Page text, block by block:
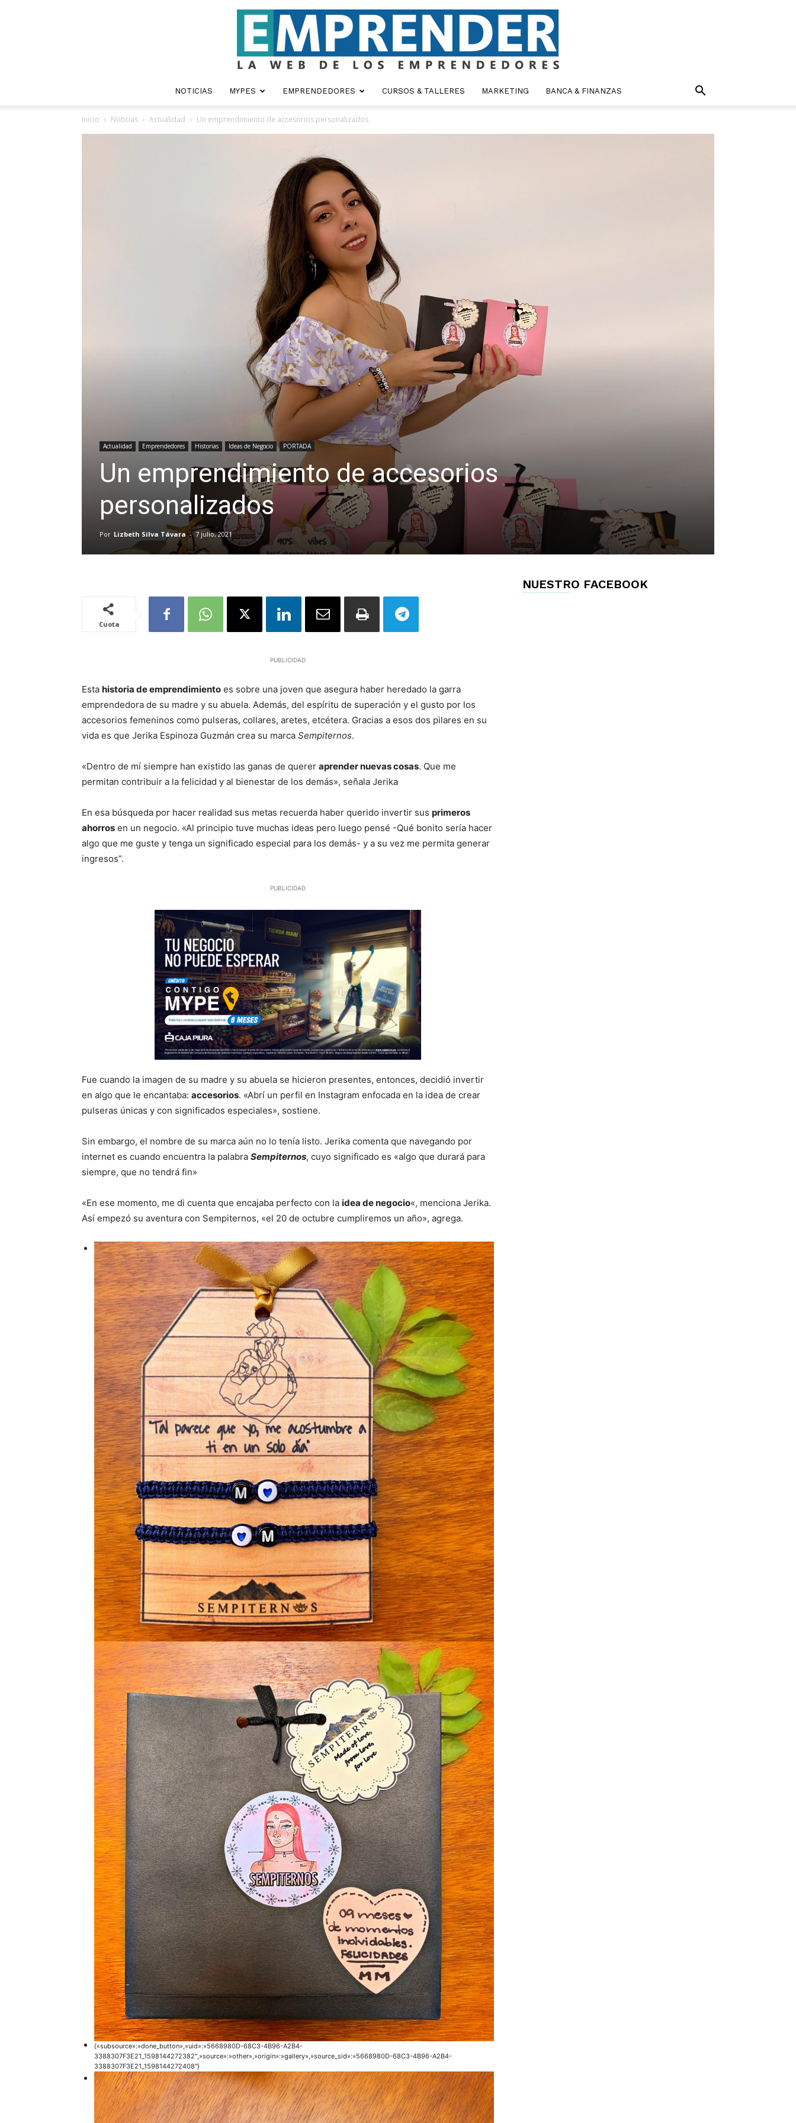
NOTICIAS MYPES EMPRENDEDORES CURSOS & TALLERES MARKETING BANCA & FINANZAS
Inicio Noticias Actualidad Un emprendimiento de accesorios personalizados
Actualidad Emprendedores Historias Ideas de Negocio PORTADA
Un emprendimiento de accesorios
personalizados
Por Lizbeth Silva Távara - 7 julio, 2021
Cuota
PUBLICIDAD
Esta historia de emprendimiento es sobre una joven que asegura haber heredado la garra
emprendedora de su madre y su abuela. Además, del espíritu de superación y el gusto por los
accesorios femeninos como pulseras, collares, aretes, etcétera. Gracias a esos dos pilares en su
vida es que Jerika Espinoza Guzmán crea su marca Sempiternos.
«Dentro de mí siempre han existido las ganas de querer aprender nuevas cosas. Que me
permitan contribuir a la felicidad y al bienestar de los demás», señala Jerika
En esa búsqueda por hacer realidad sus metas recuerda haber querido invertir sus primeros
ahorros en un negocio. «Al principio tuve muchas ideas pero luego pensé -Qué bonito sería hacer
algo que me guste y tenga un significado especial para los demás- y a su vez me permita generar
ingresos”.
PUBLICIDAD
Fue cuando la imagen de su madre y su abuela se hicieron presentes, entonces, decidió invertir
en algo que le encantaba: accesorios. «Abrí un perfil en Instagram enfocada en la idea de crear
pulseras únicas y con significados especiales», sostiene.
Sin embargo, el nombre de su marca aún no lo tenía listo. Jerika comenta que navegando por
internet es cuando encuentra la palabra Sempiternos, cuyo significado es «algo que durará para
siempre, que no tendrá fin»
«En ese momento, me di cuenta que encajaba perfecto con la idea de negocio«, menciona Jerika.
Así empezó su aventura con Sempiternos, «el 20 de octubre cumpliremos un año», agrega.
{«subsource»:»done_button»,»uid»:»5668980D-68C3-4B96-A2B4-
3388307F3E21_1598144272382″,»source»:»other»,»origin»:»gallery»,»source_sid»:»5668980D-68C3-4B96-A2B4-
3388307F3E21_1598144272408″}
NUESTRO FACEBOOK